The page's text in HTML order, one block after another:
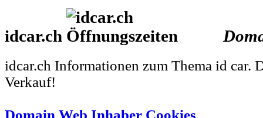
idcar.ch
idcar.ch Informationen zum Thema id car.
Verkauf!
Domain Web Inhaber Cookies